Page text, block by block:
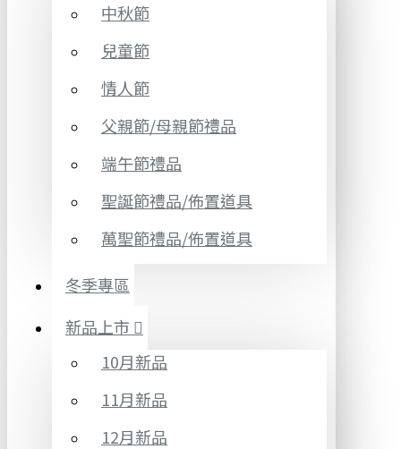
中秋節
兒童節
情人節
父親節/母親節禮品
端午節禮品
聖誕節禮品/佈置道具
萬聖節禮品/佈置道具
冬季專區
新品上市
10月新品
11月新品
12月新品